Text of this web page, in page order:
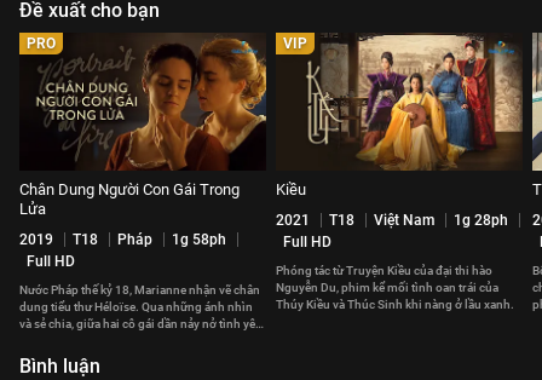
Đề xuất cho bạn
PRO
Chân Dung Người Con Gái Trong
Lửa
2019 T18 Pháp
1g 58ph
Full HD
Nước Pháp thế kỷ 18, Marianne nhận vẽ chân
dung tiểu thư Héloïse. Qua những ánh nhìn
và sẻ chia, giữa hai cô gái dần nảy nở tình yêu
VIP
Kiều
2021 T18 Việt Nam
1g 28ph
Full HD
Phóng tác từ Truyện Kiều của đại thi hào
Nguyễn Du, phim kể mối tình oan trái của
Thúy Kiều và Thúc Sinh khi nàng ở lầu xanh.
Bình luận